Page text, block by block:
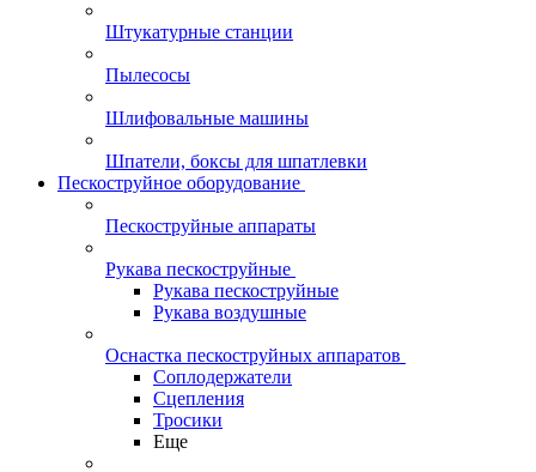
Штукатурные станции
Пылесосы
Шлифовальные машины
Шпатели, боксы для шпатлевки
Пескоструйное оборудование
Пескоструйные аппараты
Рукава пескоструйные
Рукава пескоструйные
Рукава воздушные
Оснастка пескоструйных аппаратов
Соплодержатели
Сцепления
Тросики
Еще